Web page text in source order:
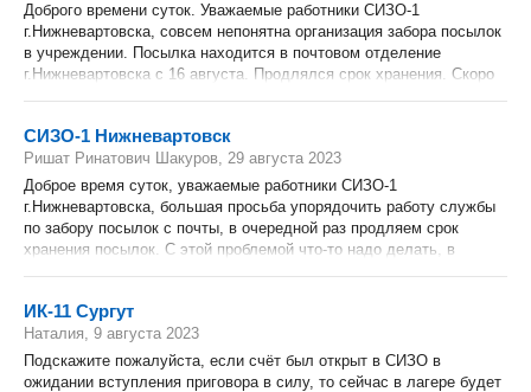
Доброго времени суток. Уважаемые работники СИЗО-1
г.Нижневартовска, совсем непонятна организация забора посылок
в учреждении. Посылка находится в почтовом отделение
г.Нижневартовска с 16 августа. Продлялся срок хранения. Скоро
почтовом отделении,её так и не забрали и в марте был сделан
возврат. Надеюсь на решение проблемы.
СИЗО-1 Нижневартовск
Ришат Ринатович Шакуров, 29 августа 2023
Доброе время суток, уважаемые работники СИЗО-1
г.Нижневартовска, большая просьба упорядочить работу службы
по забору посылок с почты, в очередной раз продляем срок
хранения посылок. С этой проблемой что-то надо делать, в
ИК-11 Сургут
Наталия, 9 августа 2023
Подскажите пожалуйста, если счёт был открыт в СИЗО в
ожидании вступления приговора в силу, то сейчас в лагере будет